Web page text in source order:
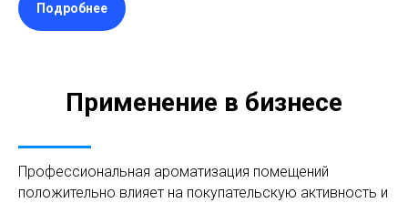
Подробнее
Применение в бизнесе
Профессиональная ароматизация помещений
положительно влияет на покупательскую активность и